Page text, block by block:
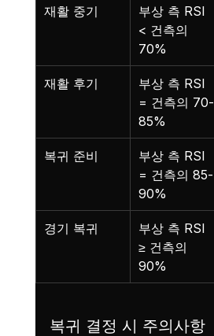
재활 중기
부상 측 RSI
< 건측의
70%
재활 후기
부상 측 RSI
= 건측의 70-
85%
복귀 준비
부상 측 RSI
= 건측의 85-
90%
경기 복귀
부상 측 RSI
≥ 건측의
90%
복귀 결정 시 주의사항